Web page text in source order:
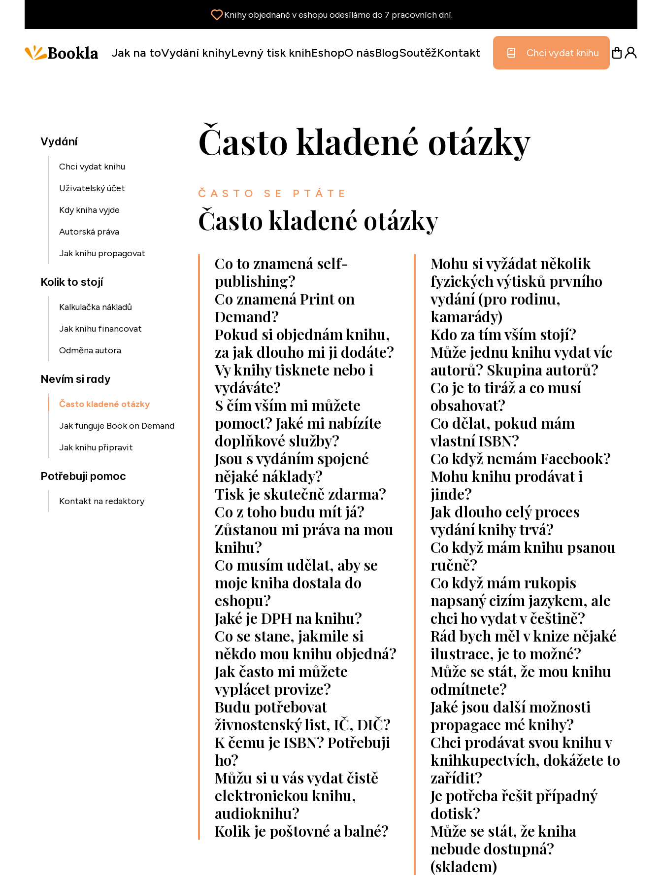
Knihy objednané v eshopu odesíláme do 7 pracovních dní.
Bookla Jak na toVydání knihyLevný tisk knihEshopO násBlogSoutěžKontakt Chci vydat knihu
Vydání
Chci vydat knihu
Uživatelský účet
Kdy kniha vyjde
Autorská práva
Jak knihu propagovat
Kolik to stojí
Kalkulačka nákladů
Jak knihu financovat
Odměna autora
Nevím si rady
Často kladené otázky
Jak funguje Book on Demand
Jak knihu připravit
Potřebuji pomoc
Kontakt na redaktory
Často kladené otázky
ČASTO SE PTÁTE
Často kladené otázky
Co to znamená self-
publishing?
Co znamená Print on
Demand?
Pokud si objednám knihu,
za jak dlouho mi ji dodáte?
Vy knihy tisknete nebo i
vydáváte?
S čím vším mi můžete
pomoct? Jaké mi nabízíte
doplňkové služby?
Jsou s vydáním spojené
nějaké náklady?
Tisk je skutečně zdarma?
Co z toho budu mít já?
Zůstanou mi práva na mou
knihu?
Co musím udělat, aby se
moje kniha dostala do
eshopu?
Jaké je DPH na knihu?
Co se stane, jakmile si
někdo mou knihu objedná?
Jak často mi můžete
vyplácet provize?
Budu potřebovat
živnostenský list, IČ, DIČ?
K čemu je ISBN? Potřebuji
ho?
Můžu si u vás vydat čistě
elektronickou knihu,
audioknihu?
Kolik je poštovné a balné?
Mohu si vyžádat několik
fyzických výtisků prvního
vydání (pro rodinu,
kamarády)
Kdo za tím vším stojí?
Může jednu knihu vydat víc
autorů? Skupina autorů?
Co je to tiráž a co musí
obsahovat?
Co dělat, pokud mám
vlastní ISBN?
Co když nemám Facebook?
Mohu knihu prodávat i
jinde?
Jak dlouho celý proces
vydání knihy trvá?
Co když mám knihu psanou
ručně?
Co když mám rukopis
napsaný cizím jazykem, ale
chci ho vydat v češtině?
Rád bych měl v knize nějaké
ilustrace, je to možné?
Může se stát, že mou knihu
odmítnete?
Jaké jsou další možnosti
propagace mé knihy?
Chci prodávat svou knihu v
knihkupectvích, dokážete to
zařídit?
Je potřeba řešit případný
dotisk?
Může se stát, že kniha
nebude dostupná?
(skladem)